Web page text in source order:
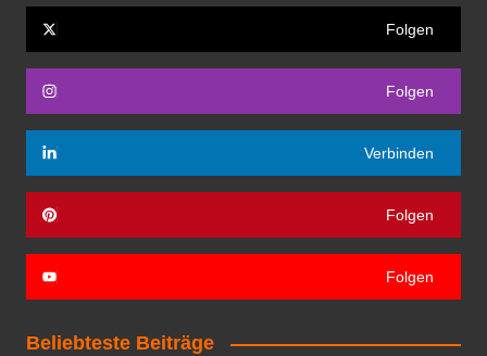
Folgen
Folgen
Verbinden
Folgen
Folgen
Beliebteste Beiträge